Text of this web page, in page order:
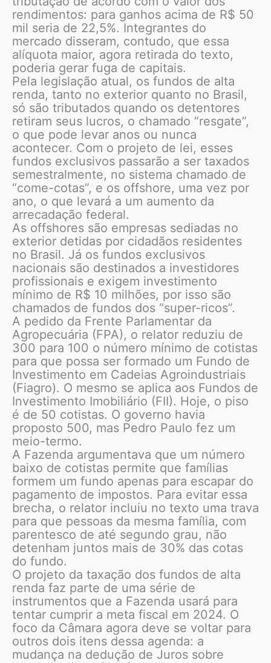
rendimentos: para ganhos acima de R$ 50
mil seria de 22,5%. Integrantes do
mercado disseram, contudo, que essa
alíquota maior, agora retirada do texto,
poderia gerar fuga de capitais.
Pela legislação atual, os fundos de alta
renda, tanto no exterior quanto no Brasil,
só são tributados quando os detentores
retiram seus lucros, o chamado “resgate”,
o que pode levar anos ou nunca
acontecer. Com o projeto de lei, esses
fundos exclusivos passarão a ser taxados
semestralmente, no sistema chamado de
“come-cotas”, e os offshore, uma vez por
ano, o que levará a um aumento da
arrecadação federal.
As offshores são empresas sediadas no
exterior detidas por cidadãos residentes
no Brasil. Já os fundos exclusivos
nacionais são destinados a investidores
profissionais e exigem investimento
mínimo de R$ 10 milhões, por isso são
chamados de fundos dos “super-ricos”.
A pedido da Frente Parlamentar da
Agropecuária (FPA), o relator reduziu de
300 para 100 o número mínimo de cotistas
para que possa ser formado um Fundo de
Investimento em Cadeias Agroindustriais
(Fiagro). O mesmo se aplica aos Fundos de
Investimento Imobiliário (FII). Hoje, o piso
é de 50 cotistas. O governo havia
proposto 500, mas Pedro Paulo fez um
meio-termo.
A Fazenda argumentava que um número
baixo de cotistas permite que famílias
formem um fundo apenas para escapar do
pagamento de impostos. Para evitar essa
brecha, o relator incluiu no texto uma trava
para que pessoas da mesma família, com
parentesco de até segundo grau, não
detenham juntos mais de 30% das cotas
do fundo.
O projeto da taxação dos fundos de alta
renda faz parte de uma série de
instrumentos que a Fazenda usará para
tentar cumprir a meta fiscal em 2024. O
foco da Câmara agora deve se voltar para
outros dois itens dessa agenda: a
mudança na dedução de Juros sobre